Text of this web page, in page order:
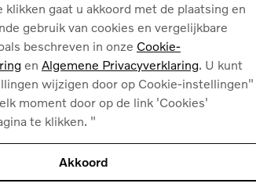
Terug naar boven
klikken gaat u akkoord met de plaatsing en
gebruik van cookies en vergelijkbare
beschreven in onze Cookie-
en Algemene Privacyverklaring. U kunt
wijzigen door op Cookie-instellingen"
moment door op de link 'Cookies'
te klikken. "
Akkoord